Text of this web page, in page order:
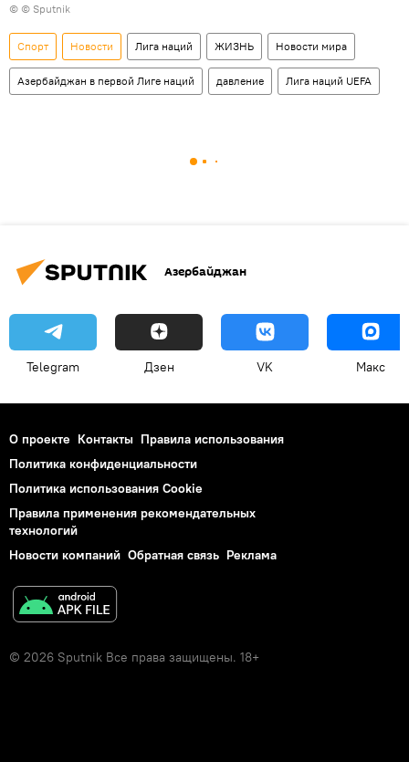
© © Sputnik
Спорт Новости Лига наций ЖИЗНЬ Новости мира
Азербайджан в первой Лиге наций давление Лига наций UEFA
Азербайджан
Telegram Дзен VK Макс
О проекте Контакты Правила использования
Политика конфиденциальности
Политика использования Cookie
Правила применения рекомендательных
технологий
Новости компаний Обратная связь Реклама
© 2026 Sputnik Все права защищены. 18+